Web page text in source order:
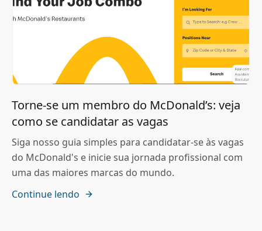
Torne-se um membro do McDonald’s: veja
como se candidatar as vagas
Siga nosso guia simples para candidatar-se às vagas
do McDonald's e inicie sua jornada profissional com
uma das maiores marcas do mundo.
Continue lendo